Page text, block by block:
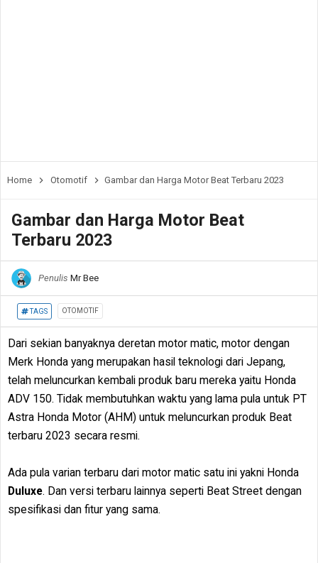
Home Otomotif Gambar dan Harga Motor Beat Terbaru 2023
Gambar dan Harga Motor Beat
Terbaru 2023
Penulis Mr Bee
TAGS OTOMOTIF
Dari sekian banyaknya deretan motor matic, motor dengan
Merk Honda yang merupakan hasil teknologi dari Jepang,
telah meluncurkan kembali produk baru mereka yaitu Honda
ADV 150. Tidak membutuhkan waktu yang lama pula untuk PT
Astra Honda Motor (AHM) untuk meluncurkan produk Beat
terbaru 2023 secara resmi.
Ada pula varian terbaru dari motor matic satu ini yakni Honda
Duluxe. Dan versi terbaru lainnya seperti Beat Street dengan
spesifikasi dan fitur yang sama.